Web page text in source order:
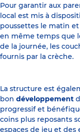
Pour garantir aux
local est mis à
poussettes le matin
en même temps que
de la journée, les
fournis par la crèche.
La structure est
bon développement
progressif et
coins plus reposants
espaces de jeu et